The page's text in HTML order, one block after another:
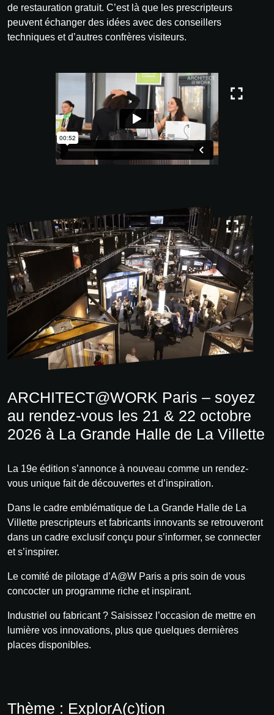
de restauration gratuit. C’est là que les prescripteurs
peuvent échanger des idées avec des conseillers
techniques et d’autres confrères visiteurs.
ARCHITECT@WORK Paris – soyez
au rendez-vous les 21 & 22 octobre
2026 à La Grande Halle de La Villette
La 19e édition s’annonce à nouveau comme un rendez-
vous unique fait de découvertes et d’inspiration.
Dans le cadre emblématique de La Grande Halle de La
Villette prescripteurs et fabricants innovants se retrouveront
dans un cadre exclusif conçu pour s’informer, se connecter
et s’inspirer.
Le comité de pilotage d’A@W Paris a pris soin de vous
concocter un programme riche et inspirant.
Industriel ou fabricant ? Saisissez l’occasion de mettre en
lumière vos innovations, plus que quelques dernières
places disponibles.
Thème : ExplorA(c)tion